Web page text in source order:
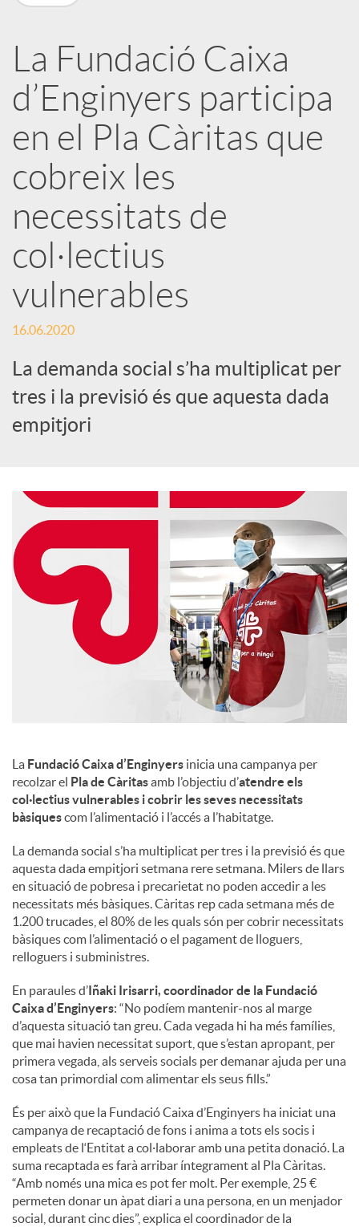
a
r
x
e
s
S
o
c
l
s
La Fundació Caixa
d’Enginyers participa
en el Pla Càritas que
cobreix les
necessitats de
col·lectius
vulnerables
16.06.2020
La demanda social s’ha multiplicat per
tres i la previsió és que aquesta dada
empitjori
La Fundació Caixa d’Enginyers inicia una campanya per
recolzar el Pla de Càritasamb l’objectiu d’atendre els
col·lectius vulnerables i cobrir les seves necessitats
bàsiquescom l’alimentació i l’accés a l’habitatge.
La demanda social s’ha multiplicat per tres i la previsió és que
aquesta dada empitjori setmana rere setmana. Milers de llars
en situació de pobresa i precarietat no poden accedir a les
necessitats més bàsiques. Càritas rep cada setmana més de
1.200 trucades, el 80% de les quals són per cobrir necessitats
bàsiques com l’alimentació o el pagament de lloguers,
relloguers i subministres.
En paraules d’ Iñaki Irisarri, coordinador de la Fundació
Caixa d’Enginyers: “No podíem mantenir-nos al marge
d’aquesta situació tan greu. Cada vegada hi ha més famílies,
que mai havien necessitat suport, que s’estan apropant, per
primera vegada, als serveis socials per demanar ajuda per una
cosa tan primordial com alimentar els seus fills.”
És per això que la Fundació Caixa d’Enginyers ha iniciat una
campanya de recaptació de fons i anima a tots els socis i
empleats de l‘Entitat a col·laborar amb una petita donació. La
suma recaptada es farà arribar íntegrament al Pla Càritas.
“Amb només una mica es pot fer molt. Per exemple, 25 €
permeten donar un àpat diari a una persona, en un menjador
social, durant cinc dies”, explica el coordinador de la